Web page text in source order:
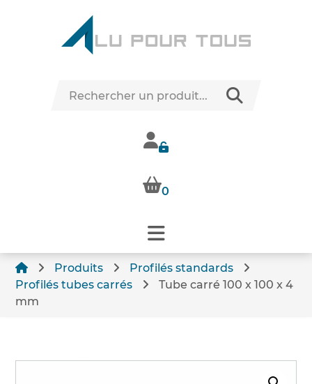
0
Produits
Profilés standards
Profilés tubes carrés
Tube carré 100 x 100 x 4
mm